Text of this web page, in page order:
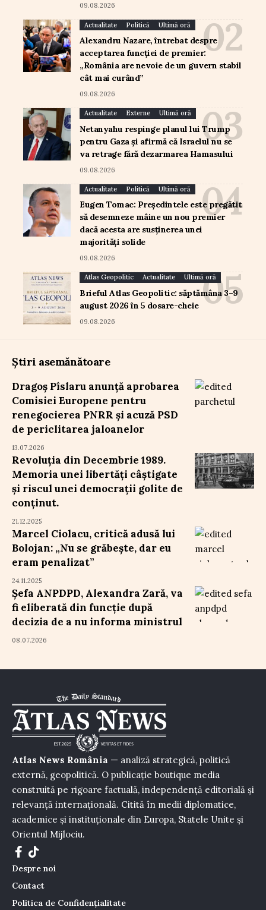
09.08.2026
Actualitate Politică Ultimă oră
Alexandru Nazare, întrebat despre
acceptarea funcției de premier:
„România are nevoie de un guvern stabil
cât mai curând”
09.08.2026
Actualitate Externe Ultimă oră
Netanyahu respinge planul lui Trump
pentru Gaza și afirmă că Israelul nu se
va retrage fără dezarmarea Hamasului
09.08.2026
Actualitate Politică Ultimă oră
Eugen Tomac: Președintele este pregătit
să desemneze mâine un nou premier
dacă acesta are susținerea unei
majorități solide
09.08.2026
Atlas Geopolitic Actualitate Ultimă oră
Brieful Atlas Geopolitic: săptămâna 3–9
august 2026 în 5 dosare-cheie
09.08.2026
Știri asemănătoare
Dragoș Pîslaru anunță aprobarea
Comisiei Europene pentru
renegocierea PNRR și acuză PSD
de periclitarea jaloanelor
13.07.2026
Revoluția din Decembrie 1989.
Memoria unei libertăți câștigate
și riscul unei democrații golite de
conținut.
21.12.2025
Marcel Ciolacu, critică adusă lui
Bolojan: „Nu se grăbește, dar eu
eram penalizat”
24.11.2025
Șefa ANPDPD, Alexandra Zară, va
fi eliberată din funcție după
decizia de a nu informa ministrul
08.07.2026
Atlas News România — analiză strategică, politică
externă, geopolitică. O publicație boutique media
construită pe rigoare factuală, independență editorială și
relevanță internațională. Citită în medii diplomatice,
academice și instituționale din Europa, Statele Unite și
Orientul Mijlociu.
Despre noi
Contact
Politica de Confidențialitate